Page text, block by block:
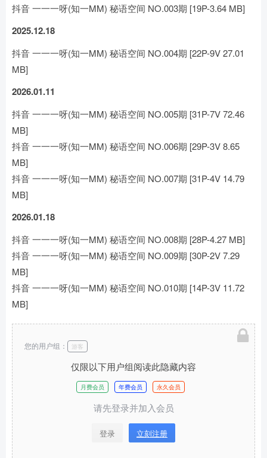
抖音 一一一呀(知一MM) 秘语空间 NO.003期 [19P-3.64 MB]
2025.12.18
抖音 一一一呀(知一MM) 秘语空间 NO.004期 [22P-9V 27.01
MB]
2026.01.11
抖音 一一一呀(知一MM) 秘语空间 NO.005期 [31P-7V 72.46
MB]
抖音 一一一呀(知一MM) 秘语空间 NO.006期 [29P-3V 8.65
MB]
抖音 一一一呀(知一MM) 秘语空间 NO.007期 [31P-4V 14.79
MB]
2026.01.18
抖音 一一一呀(知一MM) 秘语空间 NO.008期 [28P-4.27 MB]
抖音 一一一呀(知一MM) 秘语空间 NO.009期 [30P-2V 7.29
MB]
抖音 一一一呀(知一MM) 秘语空间 NO.010期 [14P-3V 11.72
MB]
仅限以下用户组阅读此隐藏内容
月费会员 年费会员 永久会员
请先登录并加入会员
登录 立刻注册
您的用户组： 游客